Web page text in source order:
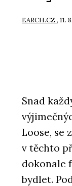
EARCH.CZ , 11.
Snad
Loose, se
v těchto
dokonale
bydlet.